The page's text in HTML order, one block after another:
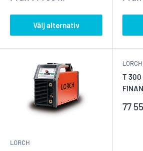
Välj alternativ
LORCH
LORCH
T 300
77